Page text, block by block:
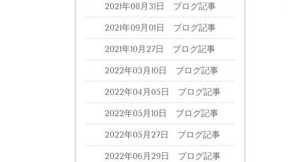
2021年08月31日 ブログ記事
2021年09月01日 ブログ記事
2021年10月27日 ブログ記事
2022年03月10日 ブログ記事
2022年04月05日 ブログ記事
2022年05月10日 ブログ記事
2022年05月27日 ブログ記事
2022年06月29日 ブログ記事